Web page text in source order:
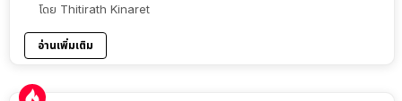
โดย Thitirath Kinaret
อ่านเพิ่มเติม